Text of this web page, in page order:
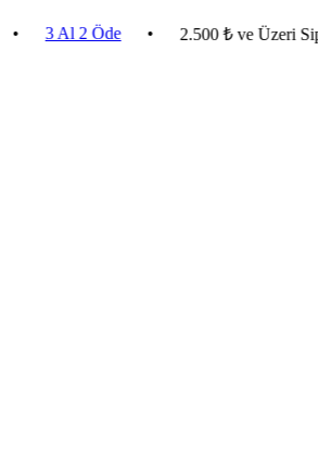
3 Al 2 Öde • 2.500 ₺ ve Üzeri